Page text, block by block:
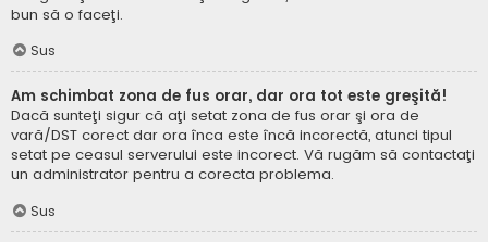
bun să o faceţi.
Sus
Am schimbat zona de fus orar, dar ora tot este greşită!
Dacă sunteţi sigur că aţi setat zona de fus orar şi ora de
vară/DST corect dar ora înca este încă incorectă, atunci tipul
setat pe ceasul serverului este incorect. Vă rugăm să contactaţi
un administrator pentru a corecta problema.
Sus